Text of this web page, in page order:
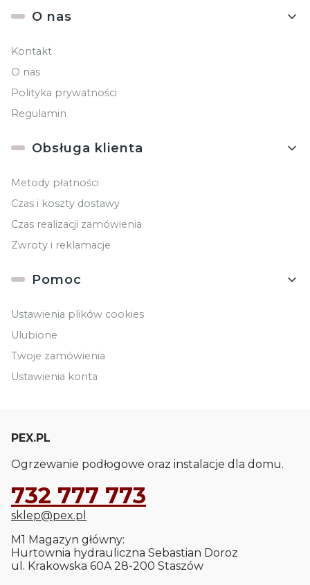
Linki w stopce
O nas
Kontakt
O nas
Polityka prywatności
Regulamin
Obsługa klienta
Metody płatności
Czas i koszty dostawy
Czas realizacji zamówienia
Zwroty i reklamacje
Pomoc
Ustawienia plików cookies
Ulubione
Twoje zamówienia
Ustawienia konta
PEX.PL
Ogrzewanie podłogowe oraz instalacje dla domu.
732 777 773
sklep@pex.pl
M1 Magazyn główny:
Hurtownia hydrauliczna Sebastian Doroz
ul. Krakowska 60A 28-200 Staszów